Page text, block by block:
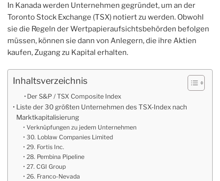
In Kanada werden Unternehmen gegründet, um an der
Toronto Stock Exchange (TSX) notiert zu werden. Obwohl
sie die Regeln der Wertpapieraufsichtsbehörden befolgen
müssen, können sie dann von Anlegern, die ihre Aktien
kaufen, Zugang zu Kapital erhalten.
Inhaltsverzeichnis
Der S&P / TSX Composite Index
Liste der 30 größten Unternehmen des TSX-Index nach
Marktkapitalisierung
Verknüpfungen zu jedem Unternehmen
30. Loblaw Companies Limited
29. Fortis Inc.
28. Pembina Pipeline
27. CGI Group
26. Franco-Nevada